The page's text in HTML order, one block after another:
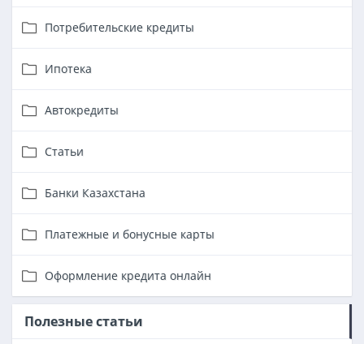
Потребительские кредиты
Ипотека
Автокредиты
Статьи
Банки Казахстана
Платежные и бонусные карты
Оформление кредита онлайн
Полезные статьи